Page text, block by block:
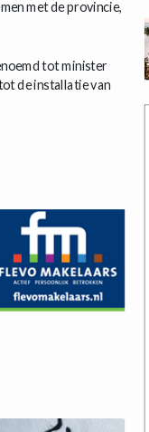
met de provincie,
tot minister
de installatie van